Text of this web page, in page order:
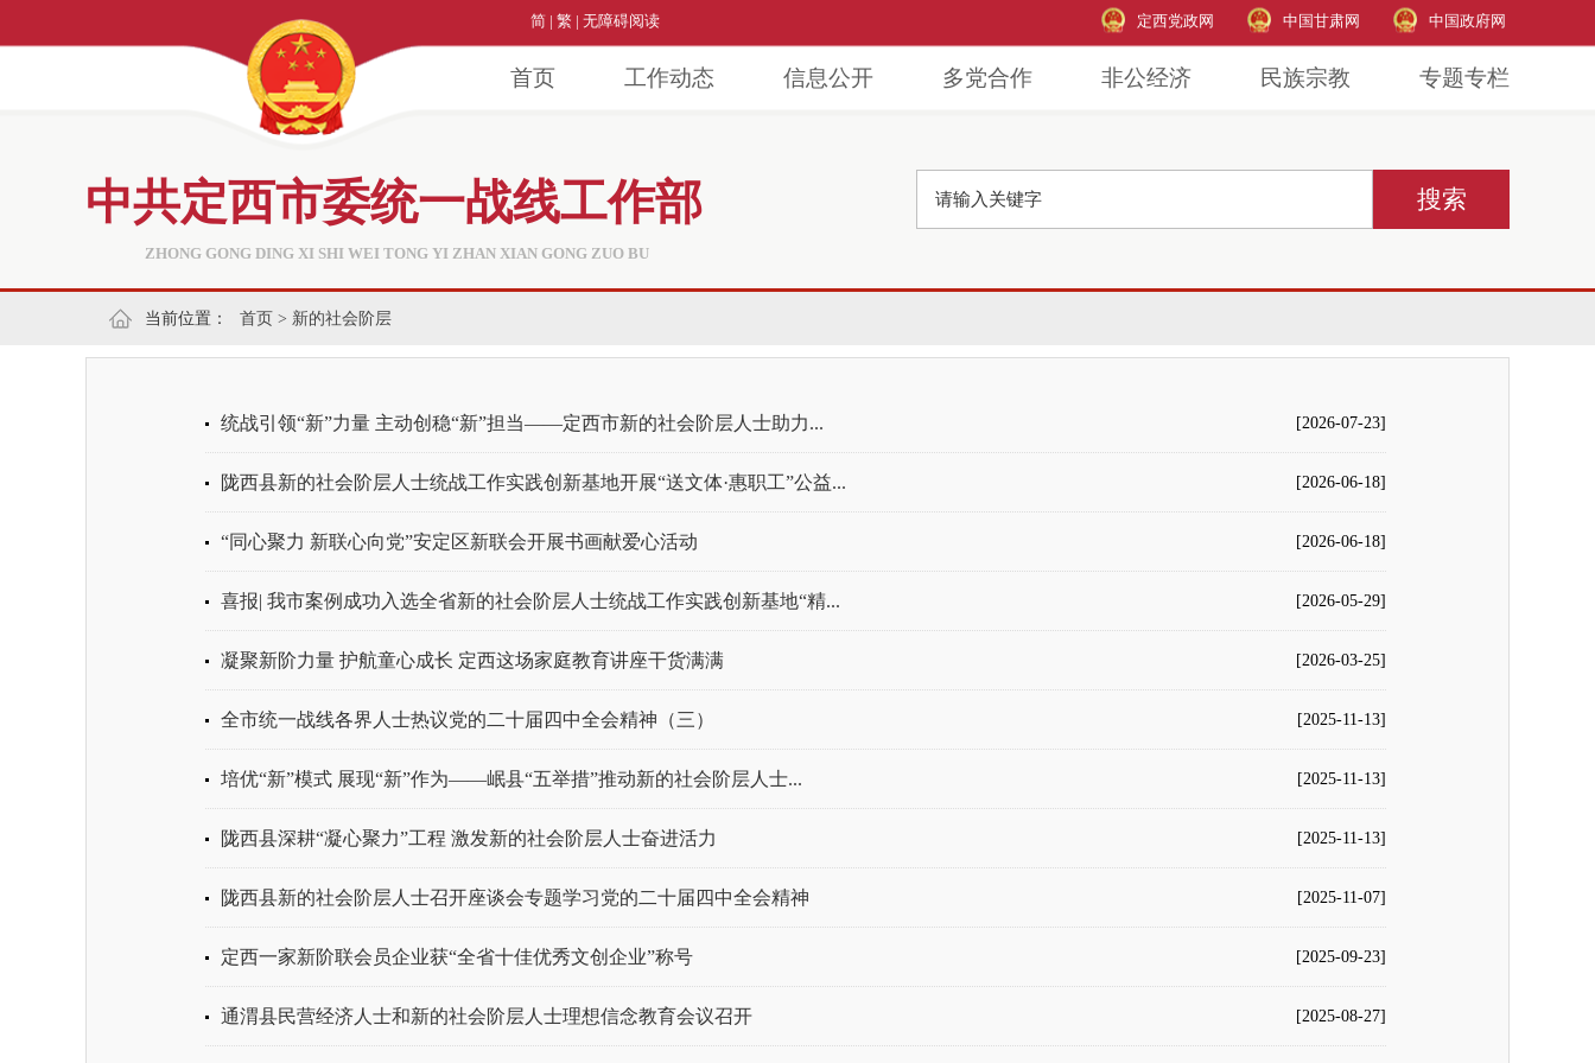
简 | 繁 | 无障碍阅读 中国政府网
中国甘肃网
定西党政网
首页 工作动态 信息公开 多党合作 非公经济 民族宗教 专题专栏
中共定西市委统一战线工作部
ZHONG GONG DING XI SHI WEI TONG YI ZHAN XIAN GONG ZUO BU
当前位置： 首页 > 新的社会阶层
统战引领“新”力量 主动创稳“新”担当——定西市新的社会阶层人士助力... [2026-07-23]
陇西县新的社会阶层人士统战工作实践创新基地开展“送文体·惠职工”公益... [2026-06-18]
“同心聚力 新联心向党”安定区新联会开展书画献爱心活动 [2026-06-18]
喜报| 我市案例成功入选全省新的社会阶层人士统战工作实践创新基地“精... [2026-05-29]
凝聚新阶力量 护航童心成长 定西这场家庭教育讲座干货满满 [2026-03-25]
全市统一战线各界人士热议党的二十届四中全会精神（三） [2025-11-13]
培优“新”模式 展现“新”作为——岷县“五举措”推动新的社会阶层人士... [2025-11-13]
陇西县深耕“凝心聚力”工程 激发新的社会阶层人士奋进活力 [2025-11-13]
陇西县新的社会阶层人士召开座谈会专题学习党的二十届四中全会精神 [2025-11-07]
定西一家新阶联会员企业获“全省十佳优秀文创企业”称号 [2025-09-23]
通渭县民营经济人士和新的社会阶层人士理想信念教育会议召开 [2025-08-27]